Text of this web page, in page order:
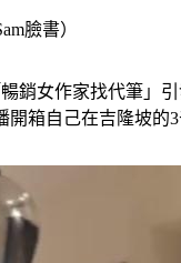
臉書）
銷女作家找代筆」
箱自己在吉隆坡